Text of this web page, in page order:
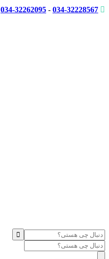
034-32262095 - 034-32228567
Products
search